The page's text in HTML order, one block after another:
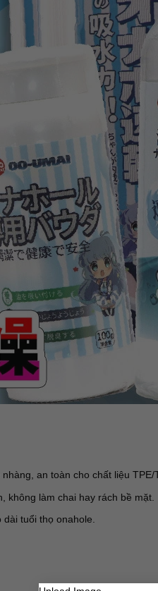
an toàn cho chất liệu TPE/
không làm chai hay rách bề mặt.
tuổi thọ onahole.